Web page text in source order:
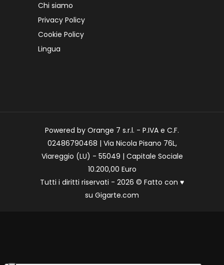
Chi siamo
Privacy Policy
Cookie Policy
Lingua
Powered by Orange 7 s.r.l. - P.IVA e C.F.
02486790468 | Via Nicola Pisano 76L,
Viareggio (LU) - 55049 | Capitale Sociale
10.200,00 Euro
Tutti i diritti riservati - 2026 © Fatto con ♥
su Gigarte.com